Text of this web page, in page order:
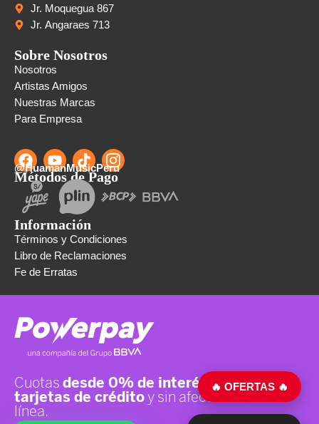
Jr. Moquegua 867
Jr. Angaraes 713
Sobre Nosotros
Nosotros
Artistas Amigos
Nuestras Marcas
Para Empresa
@HuamanMusicPeru
Métodos de Pago
Información
Términos y Condiciones
Libro de Reclamaciones
Fe de Erratas
🔥 OFERTAS 🔥